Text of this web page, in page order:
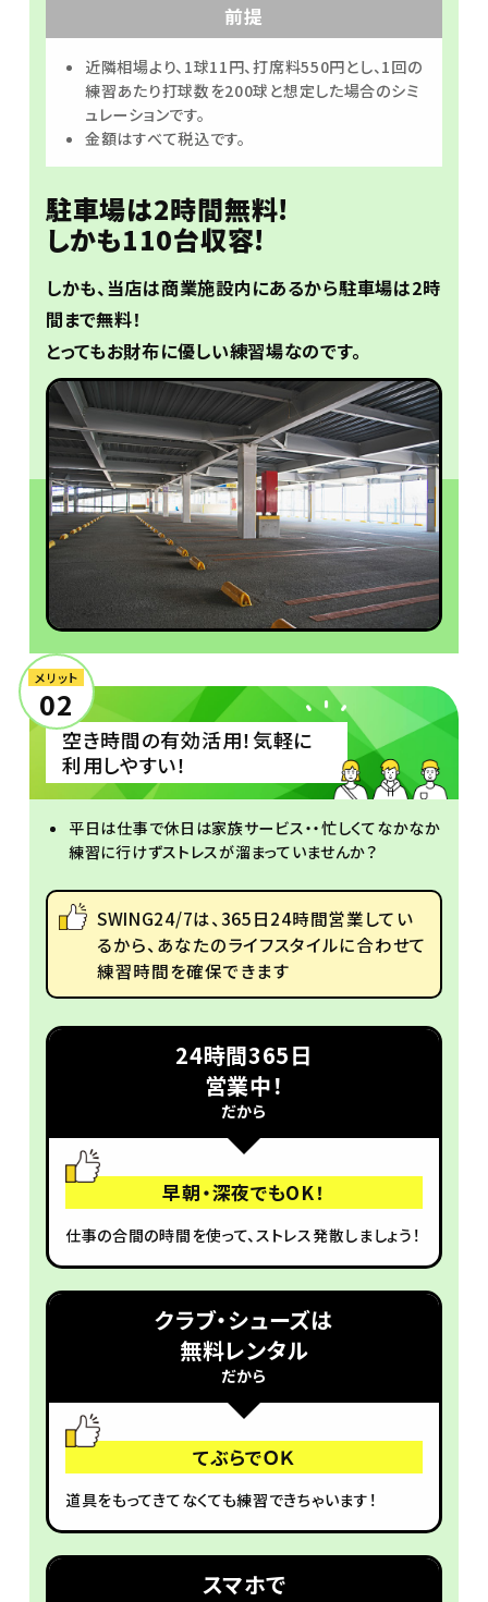
前提
近隣相場より、1球11円、打席料550円とし、1回の
練習あたり打球数を200球と想定した場合のシミ
ュレーションです。
金額はすべて税込です。
駐車場は2時間無料!
しかも110台収容!
しかも、当店は商業施設内にあるから駐車場は2時
間まで無料！
とってもお財布に優しい練習場なのです。
メリット
02
空き時間の有効活用！気軽に
利用しやすい！
平日は仕事で休日は家族サービス・・忙しくてなかなか
練習に行けずストレスが溜まっていませんか？
SWING24/7は、365日24時間営業してい
るから、あなたのライフスタイルに合わせて
練習時間を確保できます
24時間365日
営業中！
だから
早朝・深夜でもOK！
仕事の合間の時間を使って、ストレス発散しましょう！
クラブ・シューズは
無料レンタル
だから
てぶらでＯＫ
道具をもってきてなくても練習できちゃいます！
スマホで